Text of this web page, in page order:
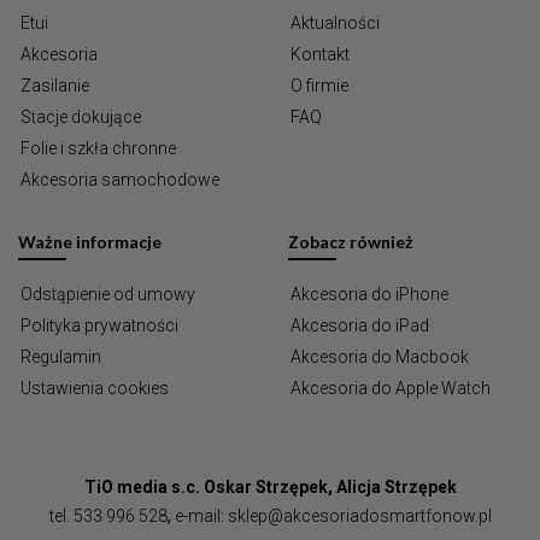
Etui
Akcesoria
Zasilanie
Stacje dokujące
Folie i szkła chronne
Akcesoria samochodowe
Aktualności
Kontakt
O firmie
FAQ
Ważne informacje
Odstąpienie od umowy
Polityka prywatności
Regulamin
Ustawienia cookies
Zobacz również
Akcesoria do iPhone
Akcesoria do iPad
Akcesoria do Macbook
Akcesoria do Apple Watch
TiO media s.c. Oskar Strzępek, Alicja Strzępek
tel. 533 996 528, e-mail: sklep@akcesoriadosmartfonow.pl